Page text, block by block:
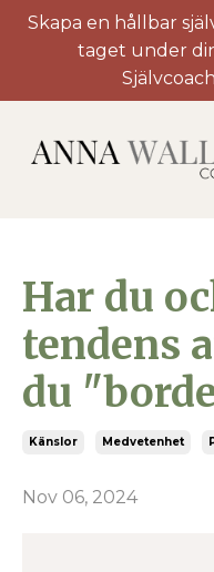
Skapa en hållbar
taget under
Har du
tendens
du
Känslor Medvetenhet
Nov 06, 2024